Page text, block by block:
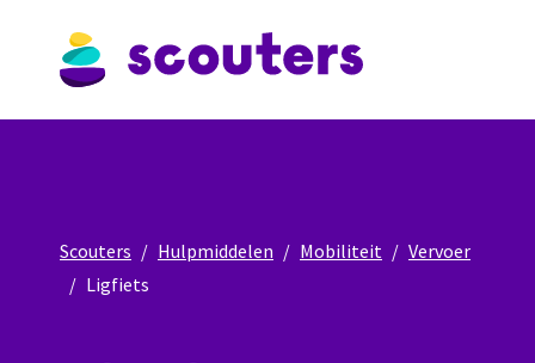
Scouters Hulpmiddelen Mobiliteit
Vervoer
Ligfiets